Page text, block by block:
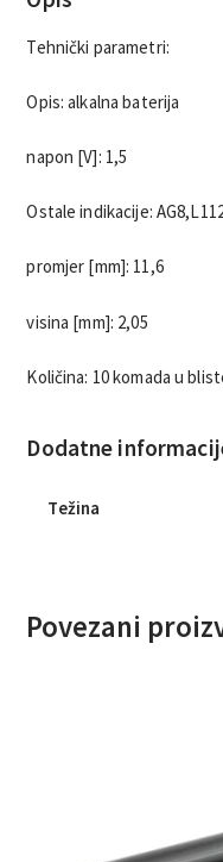
Tehnički parametri:
Opis: alkalna baterija
napon [V]: 1,5
Ostale indikacije:
promjer [mm]: 11,6
visina [mm]: 2,05
Količina: 10 komada u
Dodatne
Težina
Povezani